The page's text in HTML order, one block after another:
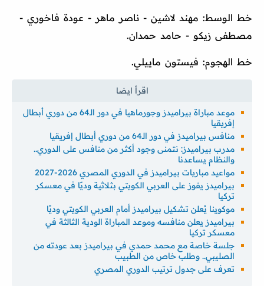
خط الوسط: مهند لاشين - ناصر ماهر - عودة فاخوري -
مصطفى زيكو - حامد حمدان.
خط الهجوم: فيستون ماييلي.
موعد مباراة بيراميدز وجورماهيا في دور الـ64 من دوري أبطال
إفريقيا
منافس بيراميدز في دور الـ64 من دوري أبطال إفريقيا
مدرب بيراميدز: نتمنى وجود أكثر من منافس على الدوري..
والنظام يساعدنا
مواعيد مباريات بيراميدز في الدوري المصري 2026-2027
بيراميدز يفوز على العربي الكويتي بثلاثية وديًا في معسكر
تركيا
موكوينا يُعلن تشكيل بيراميدز أمام العربي الكويتي وديًا
بيراميدز يعلن منافسه وموعد المباراة الودية الثالثة في
معسكر تركيا
جلسة خاصة مع محمد حمدي في بيراميدز بعد عودته من
الصليبي.. وطلب خاص من الطبيب
تعرف على جدول ترتيب الدوري المصري